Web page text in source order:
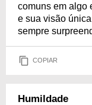
comuns em algo
e sua visão
sempre
COPIAR
Humildade